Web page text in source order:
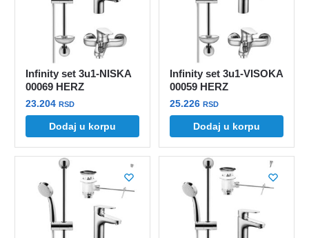
Infinity set 3u1-NISKA
00069 HERZ
23.204RSD
Dodaj u korpu
Infinity set 3u1-VISOKA
00059 HERZ
25.226RSD
Dodaj u korpu